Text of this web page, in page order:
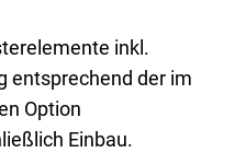
inkl.
entsprechend der im
Option
Einbau.